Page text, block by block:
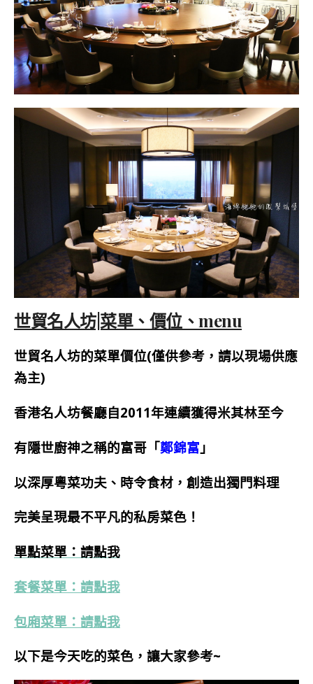
世貿名人坊|菜單、價位、menu
世貿名人坊的菜單價位(僅供參考，請以現場供應
為主)
香港名人坊餐廳自2011年連續獲得米其林至今
有隱世廚神之稱的富哥「鄭錦富 」
以深厚粵菜功夫、時令食材，創造出獨門料理
完美呈現最不平凡的私房菜色！
單點菜單：請點我
套餐菜單：請點我
包廂菜單：請點我
以下是今天吃的菜色，讓大家參考~